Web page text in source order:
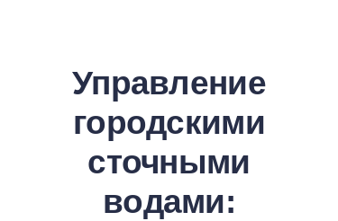
Управление
городскими
сточными
водами: